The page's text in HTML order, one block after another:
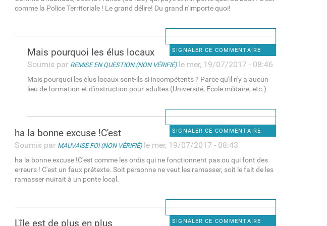
comme la Police Territoriale ! Le grand délire! Du grand n'importe quoi!
SIGNALER CE COMMENTAIRE
Mais pourquoi les élus locaux
Soumis par REMISE EN QUESTION (NON VÉRIFIÉ)le mer, 19/07/2017 - 08:46
Mais pourquoi les élus locaux sont-ils si incompétents ? Parce qu'il n'y a aucun
lieu de formation et d'instruction pour adultes (Université, Ecole militaire, etc.)
SIGNALER CE COMMENTAIRE
ha la bonne excuse !C'est
Soumis par MAUVAISE FOI (NON VÉRIFIÉ)le mer, 19/07/2017 - 08:43
ha la bonne excuse !C'est comme les ordis qui ne fonctionnent pas ou qui font des
erreurs ! C'est un faux prétexte. Soit personne ne veut les ramasser, soit le fait de les
ramasser nuirait à un ponte local.
SIGNALER CE COMMENTAIRE
L'île est de plus en plus